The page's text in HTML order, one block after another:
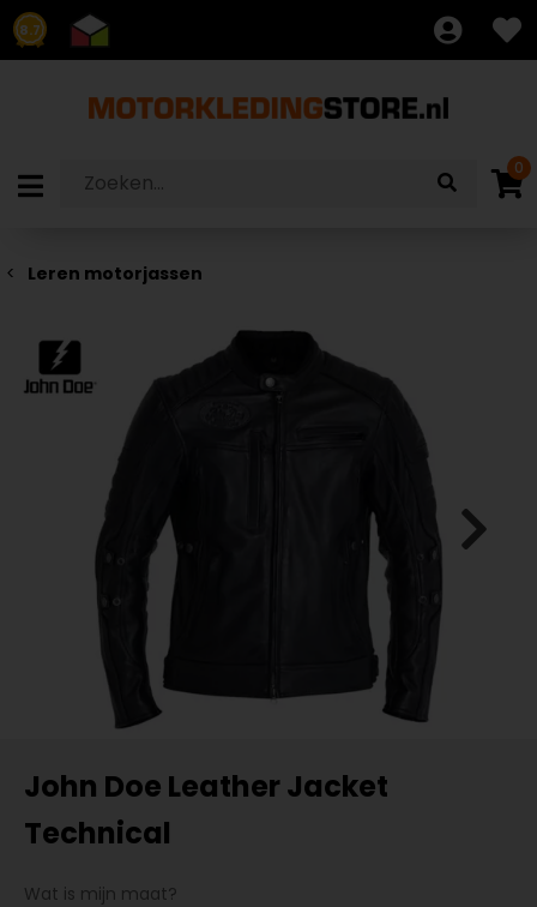
8.7
0
Leren motorjassen
John Doe Leather Jacket
Technical
Wat is mijn maat?